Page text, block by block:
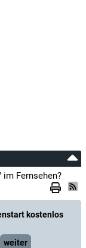
Fernsehen?
kostenlos
weiter